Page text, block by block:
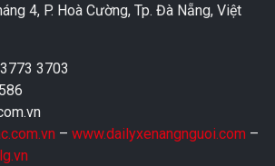
4, P. Hoà Cường, Tp. Đà Nẵng, Việt
3703
– www.dailyxenangnguoi.com –